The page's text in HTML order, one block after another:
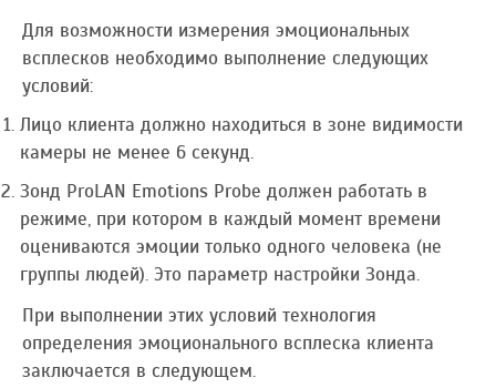
Для возможности измерения эмоциональных
всплесков необходимо выполнение следующих
условий:
Лицо клиента должно находиться в зоне видимости
камеры не менее 6 секунд.
Зонд ProLAN Emotions Probe должен работать в
режиме, при котором в каждый момент времени
оцениваются эмоции только одного человека (не
группы людей). Это параметр настройки Зонда.
При выполнении этих условий технология
определения эмоционального всплеска клиента
заключается в следующем.